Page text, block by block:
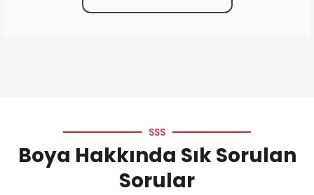
SSS
Boya Hakkında Sık Sorulan
Sorular